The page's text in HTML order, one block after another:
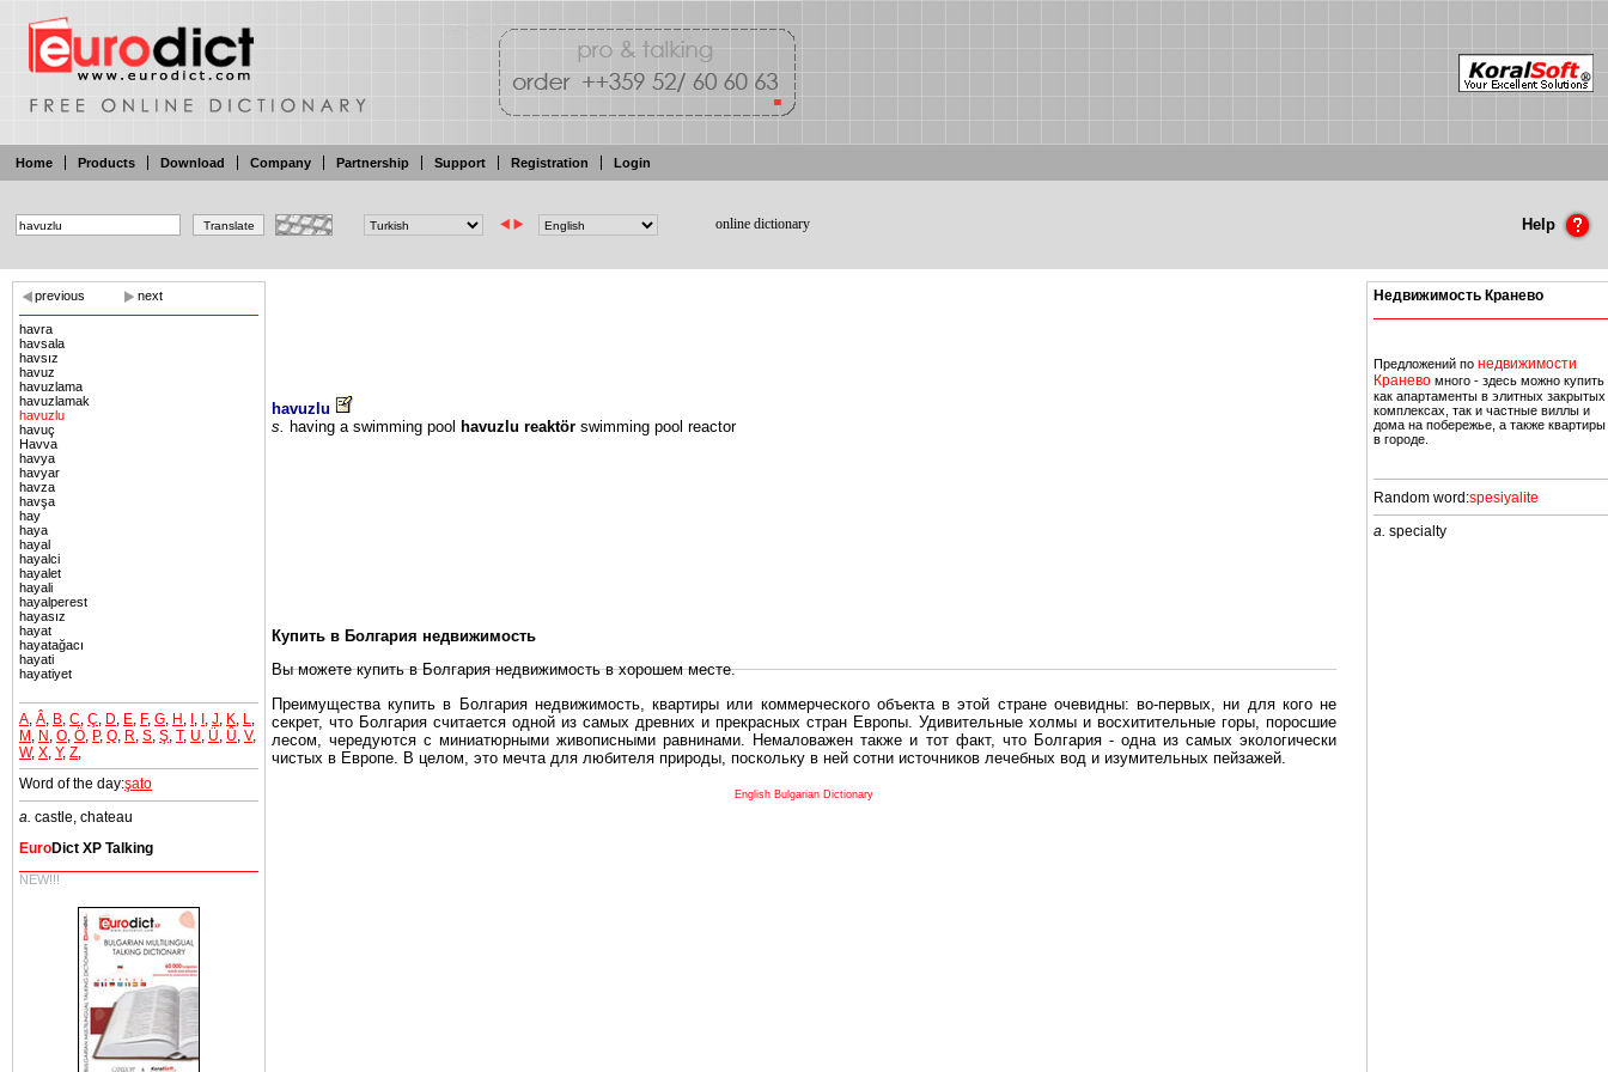
Home Products Download Company Partnership Support Registration Login
online dictionary Help
previous next
havra
havsala
havsız
havuz
havuzlama
havuzlamak
havuzlu
havuç
Havva
havya
havyar
havza
havşa
hay
haya
hayal
hayalci
hayalet
hayali
hayalperest
hayasız
hayat
hayatağacı
hayati
hayatiyet
A Â B C Ç D E F, G H I I J K L
M N O Ö P, Q R S Ş T, U Ü Û V,
W, X Y, Z
Word of the day:şato
a. castle, chateau
EuroDict XP Talking
NEW!!!
havuzlu
s. having a swimming pool havuzlu reaktör swimming pool reactor
Купить в Болгария недвижимость
Вы можете купить в Болгария недвижимость в хорошем месте.
Преимущества купить в Болгария недвижимость, квартиры или коммерческого объекта в этой стране очевидны: во-первых, ни для кого не
секрет, что Болгария считается одной из самых древних и прекрасных стран Европы. Удивительные холмы и восхитительные горы, поросшие
лесом, чередуются с миниатюрными живописными равнинами. Немаловажен также и тот факт, что Болгария - одна из самых экологически
чистых в Европе. В целом, это мечта для любителя природы, поскольку в ней сотни источников лечебных вод и изумительных пейзажей.
Еще одно существенное преимущество в плане купить в Болгария недвижимость заключено в том, что Болгария безопасная страна - в ней
English Bulgarian Dictionary
Недвижимость Кранево
Предложений по недвижимости
Кранево много - здесь можно купить
как апартаменты в элитных закрытых
комплексах, так и частные виллы и
дома на побережье, а также квартиры
в городе.
Random word:spesiyalite
a. specialty